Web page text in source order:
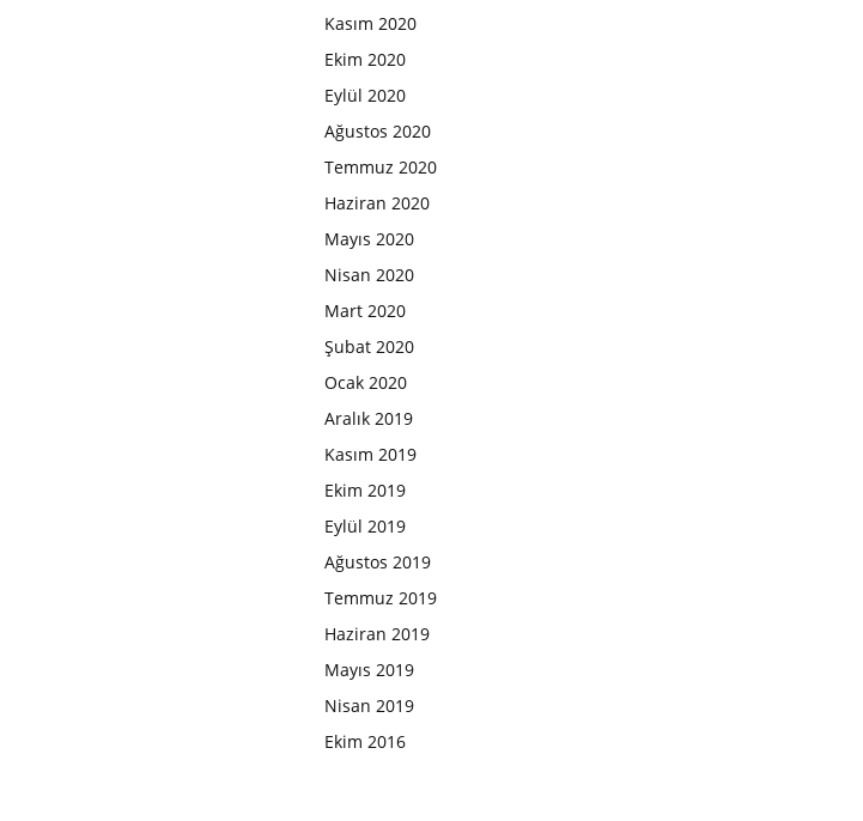
Kasım 2020
Ekim 2020
Eylül 2020
Ağustos 2020
Temmuz 2020
Haziran 2020
Mayıs 2020
Nisan 2020
Mart 2020
Şubat 2020
Ocak 2020
Aralık 2019
Kasım 2019
Ekim 2019
Eylül 2019
Ağustos 2019
Temmuz 2019
Haziran 2019
Mayıs 2019
Nisan 2019
Ekim 2016